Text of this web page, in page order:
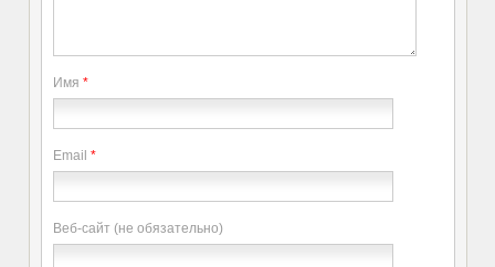
Имя *
Email *
Веб-сайт (не обязательно)